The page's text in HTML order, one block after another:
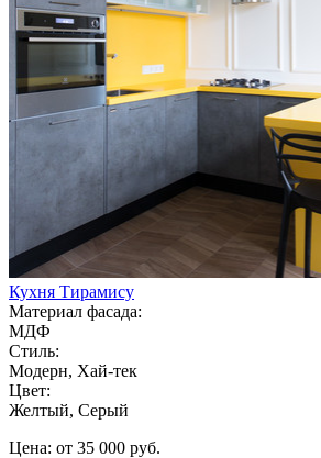
Кухня Тирамису
Материал фасада:
МДФ
Стиль:
Модерн, Хай-тек
Цвет:
Желтый, Серый
Цена: от 35 000 руб.